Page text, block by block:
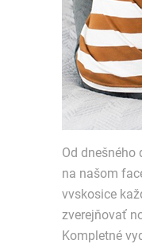
Od dnešného
na našom
vvskosice
zverejňovať
Kompletné